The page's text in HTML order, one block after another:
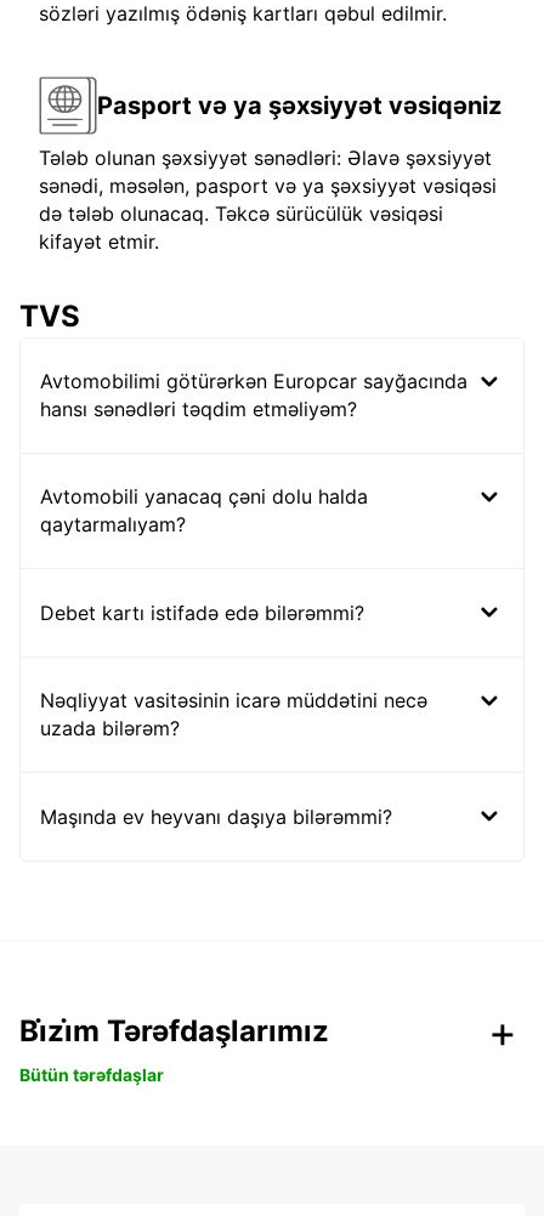
sözləri yazılmış ödəniş kartları qəbul edilmir.
Pasport və ya şəxsiyyət vəsiqəniz
Tələb olunan şəxsiyyət sənədləri: Əlavə şəxsiyyət
sənədi, məsələn, pasport və ya şəxsiyyət vəsiqəsi
də tələb olunacaq. Təkcə sürücülük vəsiqəsi
kifayət etmir.
TVS
Avtomobilimi götürərkən Europcar sayğacında
hansı sənədləri təqdim etməliyəm?
Avtomobili yanacaq çəni dolu halda
qaytarmalıyam?
Debet kartı istifadə edə bilərəmmi?
Nəqliyyat vasitəsinin icarə müddətini necə
uzada bilərəm?
Maşında ev heyvanı daşıya bilərəmmi?
Bi̇zi̇m Tərəfdaşlarımız
Bütün tərəfdaşlar